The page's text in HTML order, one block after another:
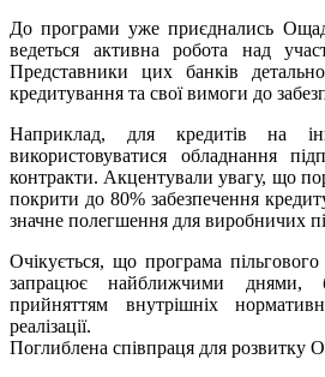
До програми уже приєднались
ведеться активна робота над
Представники цих банків
кредитування та свої вимоги до
Наприклад, для кредитів на
використовуватися обладнання
контракти. Акцентували увагу, що
покрити до 80% забезпечення
значне полегшення для виробничих
Очікується, що програма
запрацює найближчими днями,
прийняттям внутрішніх
реалізації.
Поглиблена співпраця для розвитку